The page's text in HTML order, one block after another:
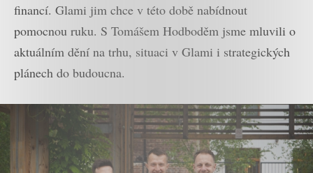
financí. Glami jim chce v této době nabídnout
pomocnou ruku. S Tomášem Hodboděm jsme mluvili o
aktuálním dění na trhu, situaci v Glami i strategických
plánech do budoucna.